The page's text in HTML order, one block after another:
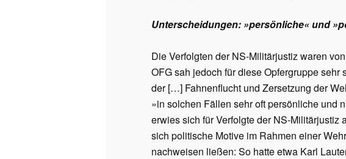
Unterscheidungen: »persönliche« und»
Die Verfolgten der NS-Militärjustiz waren
OFG sah jedoch für diese Opfergruppe
der […] Fahnenflucht und Zersetzung der
»in solchen Fällen sehr oft persönliche und
erwies sich für Verfolgte der NS-
sich politische Motive im Rahmen einer
nachweisen ließen: So hatte etwa Karl